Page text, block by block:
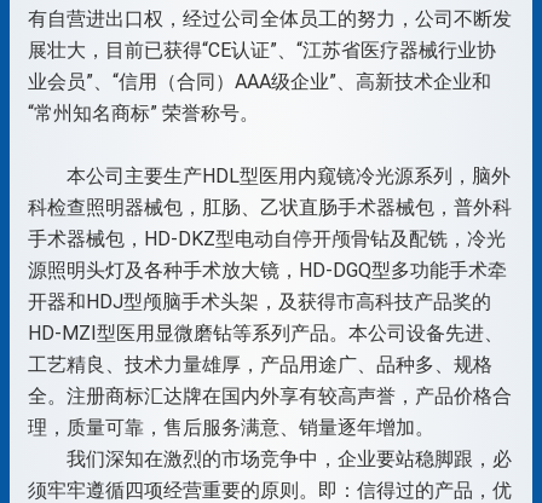
有自营进出口权，经过公司全体员工的努力，公司不断发
展壮大，目前已获得“CE认证”、“江苏省医疗器械行业协
业会员”、“信用（合同）AAA级企业”、高新技术企业和
“常州知名商标” 荣誉称号。
本公司主要生产HDL型医用内窥镜冷光源系列，脑外
科检查照明器械包，肛肠、乙状直肠手术器械包，普外科
手术器械包，HD-DKZ型电动自停开颅骨钻及配铣，冷光
源照明头灯及各种手术放大镜，HD-DGQ型多功能手术牵
开器和HDJ型颅脑手术头架，及获得市高科技产品奖的
HD-MZI型医用显微磨钻等系列产品。本公司设备先进、
工艺精良、技术力量雄厚，产品用途广、品种多、规格
全。注册商标汇达牌在国内外享有较高声誉，产品价格合
理，质量可靠，售后服务满意、销量逐年增加。
我们深知在激烈的市场竞争中，企业要站稳脚跟，必
须牢牢遵循四项经营重要的原则。即：信得过的产品，优